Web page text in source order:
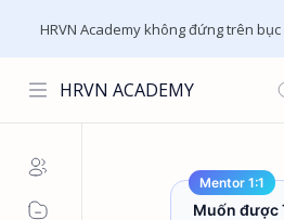
HRVN Academy không đứng trên
HRVN ACADEMY
Mentor 1:1
Muốn được